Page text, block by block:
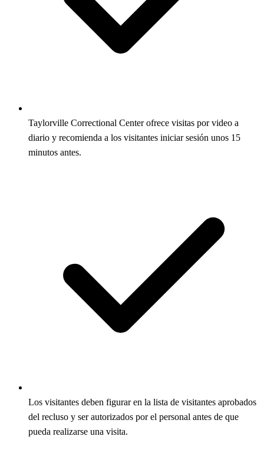
Taylorville Correctional Center ofrece visitas por video a
diario y recomienda a los visitantes iniciar sesión unos 15
minutos antes.
Los visitantes deben figurar en la lista de visitantes aprobados
del recluso y ser autorizados por el personal antes de que
pueda realizarse una visita.